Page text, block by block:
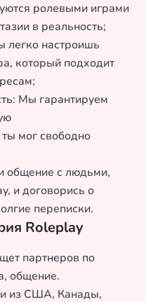
ролевыми играми
в реальность;
легко настроишь
который подходит
Мы гарантируем
мог свободно
общение с людьми,
и договорись о
переписки.
Roleplay
партнеров по
общение.
из США, Канады,